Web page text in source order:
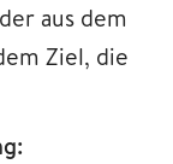
aus dem
Ziel, die